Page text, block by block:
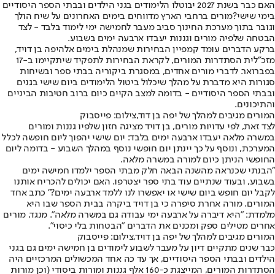
האם כבר בשנת 2027 יבוטלו הלימודים בגני הילדים ובבתי הספר היסודיים
בימי שישי?מורים ברחבי הארץ מדווחים בימים האחרונים על שיח הולך
וגובר בתוך מערכת החינוך סביב מעבר לחמישה ימי לימוד בלבד - לצד
הבטחה שלפיה מורים וגננות יעבדו ארבעה ימים בשבוע.
ברקע הדברים עומד קמפיין הבחירות שמנהלת בימים אלהיפה בן דויד,
מזכ"לית הסתדרות המורים, לקראת הבחירות לתפקיד שיתקיימו ב-17
בפברואר. לדברי מורים אחדים, במסגרת ביקוריה בבתי ספר ובשיחות
סגורות היא מדברת על מהלך שיכלול ביטול הלימודים ביום שישי בגנים
ובבתי הספר היסודיים - בדומה למצב הקיים כיום ברוב חטיבות הביניים
והתיכונים.
המורים מגיבים למהלך של יפה בן דוד,צילום: פייסבוק
לצד זאת, לפי עדויות מורים, בן דויד מציגה חזון שלפיו גננות ומורים
במשרה מלאה יעבדו ארבעה ימים בלבד: יום שישי יהפוך ליום חופשה לכלל
המערכת, ונוסף על כך יינתן יום חופשי נוסף במהלך השבוע - בדומה ליום
החופשי הניתן כיום למורה במשרה מלאה.
"הבנתי שכנראה מהשנה הבאה חלק מבתי הספר ילמדו חמישה ימים
בשבוע, ובעוד שנתיים עוד בתי ספר יצטרפו. האם יכולים להכריח אותנו
לקבל יום חופש ביום שישי או יאפשרו לנו ללמד ארבעה ימים?" כתב אחד
המורים. מורה אחרת סיפרה כי בן דויד ביקרה בבית הספר שבו היא
מלמדת: "היא דיברה על ארבעה ימי עבודה גם במשרה מלאה". מנגד, מורים
אחרים מטילים ספק ומכנים את הדברים "הבטחות בלי כיסוי".
המורים מגיבים למהלך של יפה בן דויד,צילום: פייסבוק
כבר שנים מתקיים דיון על מעבר לשבוע לימודים בן חמישה ימים גם בגני
הילדים ובבתי הספר היסודיים, אך עד כה אחד המכשולים המרכזיים היה
הסתדרות המורים, המייצגת כ-160 אלף גננות ומורות ביסודי (וכן מורות